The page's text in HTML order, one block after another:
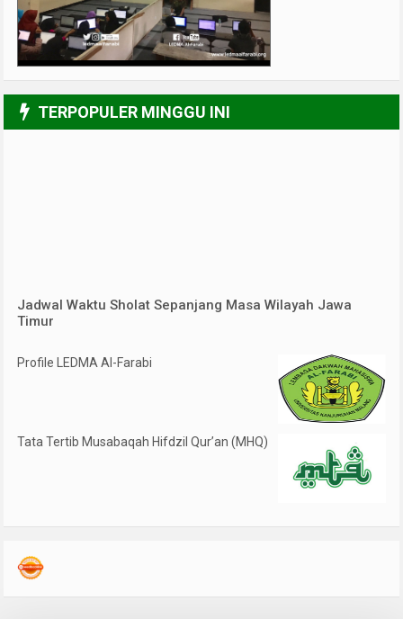
TERPOPULER MINGGU INI
Jadwal Waktu Sholat Sepanjang Masa Wilayah Jawa
Timur
Profile LEDMA Al-Farabi
Tata Tertib Musabaqah Hifdzil Qur’an (MHQ)